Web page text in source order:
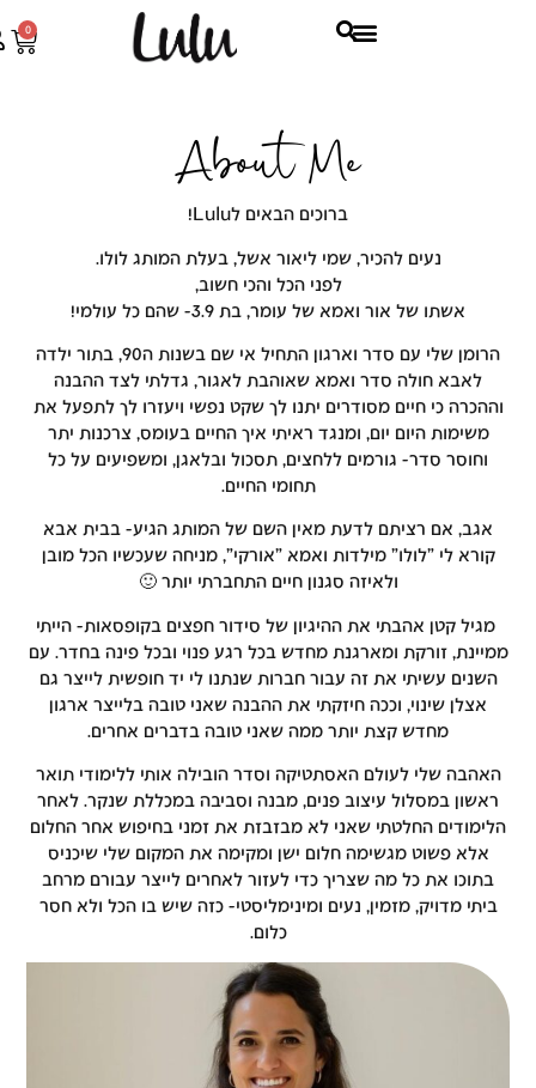
About Me​
ברוכים הבאים לLulu!
נעים להכיר, שמי ליאור אשל, בעלת המותג לולו.
לפני הכל והכי חשוב,
אשתו של אור ואמא של עומר, בת 3.9- שהם כל עולמי!
הרומן שלי עם סדר וארגון התחיל אי שם בשנות ה90, בתור ילדה
חולה סדר ואמא שאוהבת לאגור, גדלתי לצד ההבנה
כי חיים מסודרים יתנו לך שקט נפשי ויעזרו לך לתפעל את
היום יום, ומנגד ראיתי איך החיים בעומס, צרכנות יתר
סדר- גורמים ללחצים, תסכול ובלאגן, ומשפיעים על כל
תחומי החיים.
אם רציתם לדעת מאין השם של המותג הגיע- בבית אבא
לי "לולו" מילדות ואמא "אורקי", מניחה שעכשיו הכל מובן
ולאיזה סגנון חיים התחברתי יותר 🙂
קטן אהבתי את ההיגיון של סידור חפצים בקופסאות- הייתי
זורקת ומארגנת מחדש בכל רגע פנוי ובכל פינה בחדר. עם
עשיתי את זה עבור חברות שנתנו לי יד חופשית לייצר גם
שינוי, וככה חיזקתי את ההבנה שאני טובה בלייצר ארגון
מחדש קצת יותר ממה שאני טובה בדברים אחרים.
שלי לעולם האסתטיקה וסדר הובילה אותי ללימודי תואר
במסלול עיצוב פנים, מבנה וסביבה במכללת שנקר.לאחר
החלטתי שאני לא מבזבזת את זמני בחיפוש אחר החלום
פשוט מגשימה חלום ישן ומקימה את המקום שלי שיכניס
את כל מה שצריך כדי לעזור לאחרים לייצר עבורם מרחב
מדויק, מזמין, נעים ומינימליסטי-כזה שיש בו הכל ולא חסר